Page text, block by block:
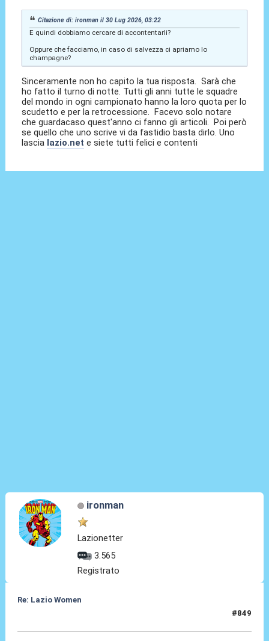
Citazione di: ironman il 30 Lug 2026, 03:22
E quindi dobbiamo cercare di accontentarli?
Oppure che facciamo, in caso di salvezza ci apriamo lo
champagne?
Sinceramente non ho capito la tua risposta. Sarà che
ho fatto il turno di notte. Tutti gli anni tutte le squadre
del mondo in ogni campionato hanno la loro quota per lo
scudetto e per la retrocessione. Facevo solo notare
che guardacaso quest'anno ci fanno gli articoli. Poi però
se quello che uno scrive vi da fastidio basta dirlo. Uno
lascia lazio.net e siete tutti felici e contenti
ironman
Lazionetter
3.565
Registrato
Re: Lazio Women
#849